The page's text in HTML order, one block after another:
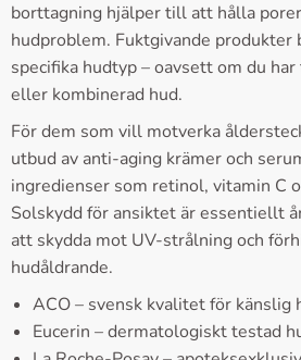
borttagning hjälper till att hålla
hudproblem. Fuktgivande produkter
specifika hudtyp – oavsett om du
eller kombinerad hud.
För dem som vill motverka
utbud av anti-aging krämer och
ingredienser som retinol, vitamin C
Solskydd för ansiktet är essentiellt
att skydda mot UV-strålning och
hudåldrande.
ACO – svensk kvalitet för känslig
Eucerin – dermatologiskt testad